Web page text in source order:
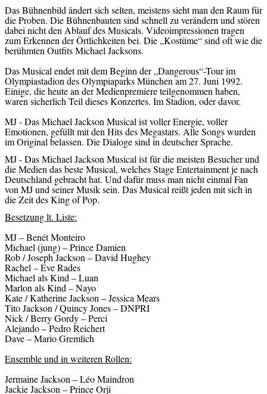
Das Bühnenbild ändert sich selten, meistens sieht man den Raum für
die Proben. Die Bühnenbauten sind schnell zu verändern und stören
dabei nicht den Ablauf des Musicals. Videoimpressionen tragen
zum Erkennen der Örtlichkeiten bei. Die „Kostüme“ sind oft wie die
berühmten Outfits Michael Jacksons.
Das Musical endet mit dem Beginn der „Dangerous“-Tour im
Olympiastadion des Olympiaparks München am 27. Juni 1992.
Einige, die heute an der Medienpremiere teilgenommen haben,
waren sicherlich Teil dieses Konzertes. Im Stadion, oder davor.
MJ - Das Michael Jackson Musical ist voller Energie, voller
Emotionen, gefüllt mit den Hits des Megastars. Alle Songs wurden
im Original belassen. Die Dialoge sind in deutscher Sprache.
MJ - Das Michael Jackson Musical ist für die meisten Besucher und
die Medien das beste Musical, welches Stage Entertainment je nach
Deutschland gebracht hat. Und dafür muss man nicht einmal Fan
von MJ und seiner Musik sein. Das Musical reißt jeden mit sich in
die Zeit des King of Pop.
Besetzung lt. Liste:
MJ – Benét Monteiro
Michael (jung) – Prince Damien
Rob / Joseph Jackson – David Hughey
Rachel – Eve Rades
Michael als Kind – Luan
Marlon als Kind – Nayo
Kate / Katherine Jackson – Jessica Mears
Tito Jackson / Quincy Jones – DNPRI
Nick / Berry Gordy – Perci
Alejando – Pedro Reichert
Dave – Mario Gremlich
Ensemble und in weiteren Rollen:
Jermaine Jackson – Léo Maindron
Jackie Jackson – Prince Orji